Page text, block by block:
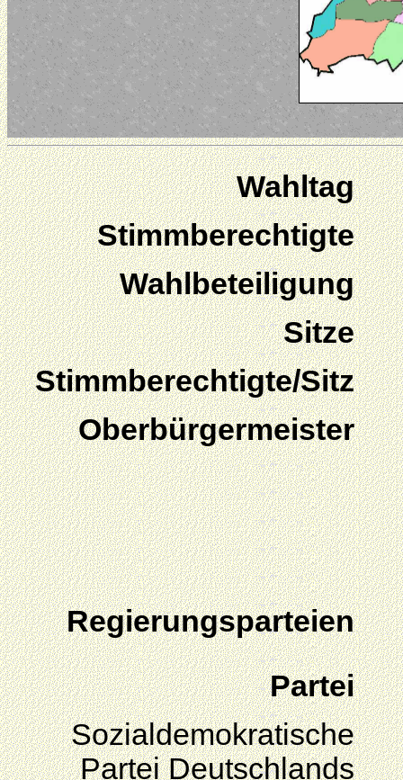
Wahltag
Stimmberechtigte
Wahlbeteiligung
Sitze
Stimmberechtigte/Sitz
Oberbürgermeister
Regierungsparteien
Partei
Sozialdemokratische
Partei Deutschlands